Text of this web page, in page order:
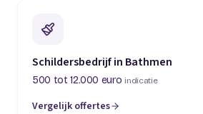
Schildersbedrijf in Bathmen
500 tot 12.000 euro indicatie
Vergelijk offertes